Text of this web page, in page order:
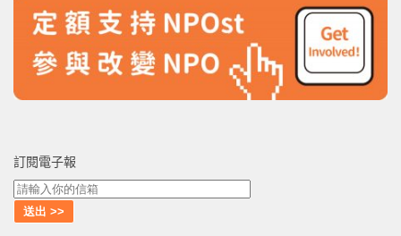
訂閱電子報